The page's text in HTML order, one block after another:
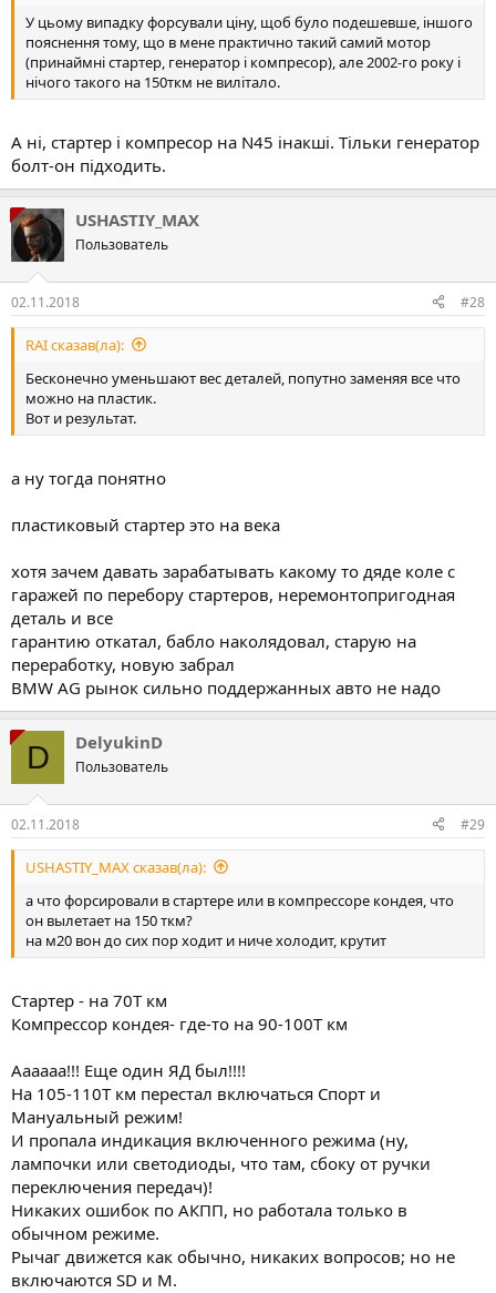
У цьому випадку форсували ціну, щоб було подешевше, іншого
пояснення тому, що в мене практично такий самий мотор
(принаймні стартер, генератор і компресор), але 2002-го року і
нічого такого на 150ткм не вилітало.
А ні, стартер і компресор на N45 інакші. Тільки генератор
болт-он підходить.
USHASTIY_MAX
Пользователь
02.11.2018 #28
RAI сказав(ла):
Бесконечно уменьшают вес деталей, попутно заменяя все что
можно на пластик.
Вот и результат.
а ну тогда понятно
пластиковый стартер это на века
хотя зачем давать зарабатывать какому то дяде коле с
гаражей по перебору стартеров, неремонтопригодная
деталь и все
гарантию откатал, бабло наколядовал, старую на
переработку, новую забрал
BMW AG рынок сильно поддержанных авто не надо
D DelyukinD
Пользователь
02.11.2018 #29
USHASTIY_MAX сказав(ла):
а что форсировали в стартере или в компрессоре кондея, что
он вылетает на 150 ткм?
на м20 вон до сих пор ходит и ниче холодит, крутит
Стартер - на 70Т км
Компрессор кондея- где-то на 90-100Т км
Аааааа!!! Еще один ЯД был!!!!
На 105-110Т км перестал включаться Спорт и
Мануальный режим!
И пропала индикация включенного режима (ну,
лампочки или светодиоды, что там, сбоку от ручки
переключения передач)!
Никаких ошибок по АКПП, но работала только в
обычном режиме.
Рычаг движется как обычно, никаких вопросов; но не
включаются SD и M.